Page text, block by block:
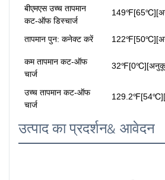
बीएमएस उच्च तापमान
कट-ऑफ डिस्चार्ज
तापमान पुन: कनेक्ट करें
कम तापमान कट-ऑफ
चार्ज
उच्च तापमान कट-ऑफ
चार्ज
उत्पाद का प्रदर्शन& आवेदन